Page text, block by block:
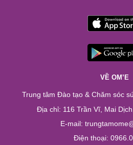
VỀ OM’E
Trung tâm Đào tạo & Chăm sóc
Địa chỉ: 116 Trần Vĩ, Mai
E-mail:
Điện thoại: